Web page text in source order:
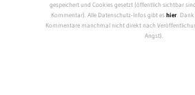
gespeichert und Cookies gesetzt (öffentlich sichtbar
Kommentar). Alle Datenschutz-Infos gibt eshier.
Kommentare manchmal nicht direkt nach
Angst).